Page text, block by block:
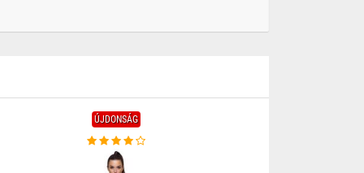
ÚJDONSÁG